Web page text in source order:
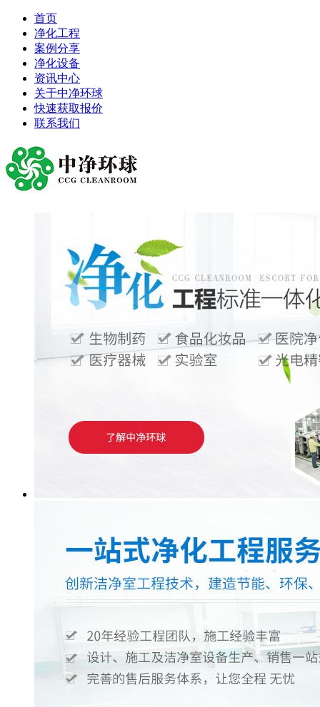
首页
净化工程
案例分享
净化设备
资讯中心
关于中净环球
快速获取报价
联系我们